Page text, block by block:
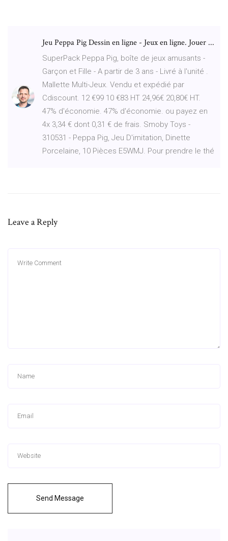
Jeu Peppa Pig Dessin en ligne - Jeux en ligne. Jouer ...
SuperPack Peppa Pig, boîte de jeux amusants -
Garçon et Fille - A partir de 3 ans - Livré à l'unité .
Mallette Multi-Jeux. Vendu et expédié par
Cdiscount. 12 €99 10 €83 HT 24,96€ 20,80€ HT.
47% d'économie. 47% d'économie. ou payez en
4x 3,34 € dont 0,31 € de frais. Smoby Toys -
310531 - Peppa Pig, Jeu D'imitation, Dinette
Porcelaine, 10 Pièces E5WMJ. Pour prendre le thé
Leave a Reply
Send Message